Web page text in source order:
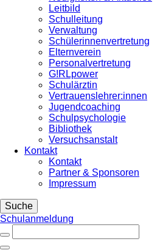
Leitbild
Schulleitung
Verwaltung
Schülerinnenvertretung
Elternverein
Personalvertretung
G!RLpower
Schulärztin
Vertrauenslehrer:innen
Jugendcoaching
Schulpsychologie
Bibliothek
Versuchsanstalt
Kontakt
Kontakt
Partner & Sponsoren
Impressum
Suche
Schulanmeldung